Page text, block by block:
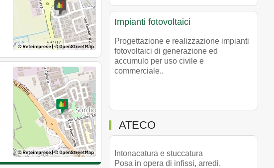
Impianti fotovoltaici
Progettazione e realizzazione impianti
fotovoltaici di generazione ed
accumulo per uso civile e
commerciale..
ATECO
Intonacatura e stuccatura
Posa in opera di infissi, arredi,